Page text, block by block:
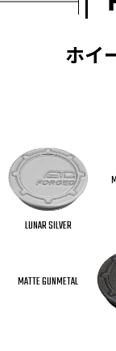
ホイ
LUNAR SILVER
MATTE GUNMETAL